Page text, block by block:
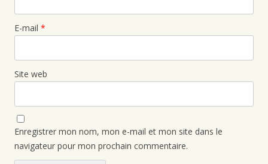
E-mail *
Site web
Enregistrer mon nom, mon e-mail et mon site dans le
navigateur pour mon prochain commentaire.